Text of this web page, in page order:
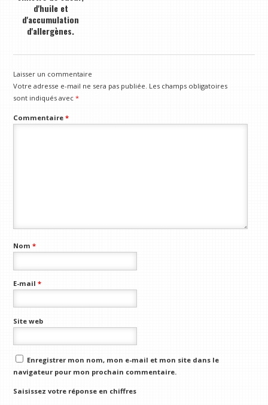
d'huile et
d'accumulation
d'allergènes.
Laisser un commentaire
Votre adresse e-mail ne sera pas publiée. Les champs obligatoires
sont indiqués avec*
Commentaire*
Nom*
E-mail*
Site web
Enregistrer mon nom, mon e-mail et mon site dans le
navigateur pour mon prochain commentaire.
Saisissez votre réponse en chiffres